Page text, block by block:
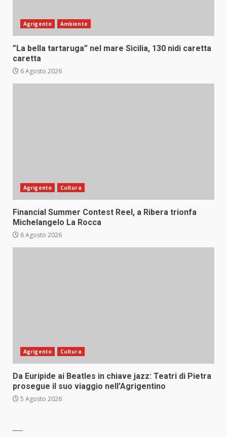
Agrigento Ambiente
”La bella tartaruga” nel mare Sicilia, 130 nidi caretta
caretta
6 Agosto 2026
Agrigento Cultura
Financial Summer Contest Reel, a Ribera trionfa
Michelangelo La Rocca
6 Agosto 2026
Agrigento Cultura
Da Euripide ai Beatles in chiave jazz: Teatri di Pietra
prosegue il suo viaggio nell’Agrigentino
5 Agosto 2026